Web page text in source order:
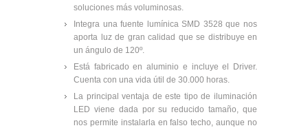
soluciones más voluminosas.
Integra una fuente lumínica SMD 3528 que nos
aporta luz de gran calidad que se distribuye en
un ángulo de 120º.
Está fabricado en aluminio e incluye el Driver.
Cuenta con una vida útil de 30.000 horas.
La principal ventaja de este tipo de iluminación
LED viene dada por su reducido tamaño, que
nos permite instalarla en falso techo, aunque no